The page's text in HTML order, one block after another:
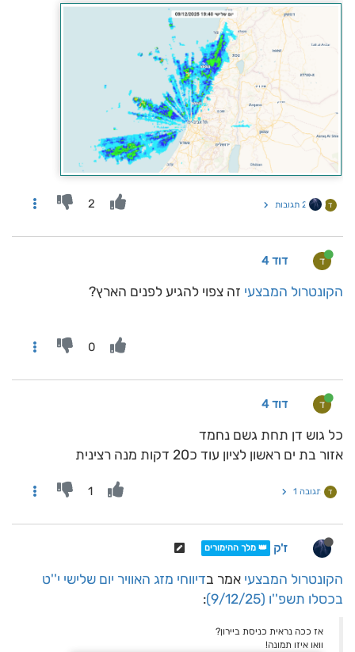
ד 2 תגובות 2
ד דוד 4
הקונטרול המבצעי זה צפוי להגיע לפנים הארץ?
0
ד דוד 4
כל גוש דן תחת גשם נחמד
אזור בת ים ראשון לציון עוד כ20 דקות מנה רצינית
ד תגובה 1 1
ז'ק 👑 מלך ההימורים
הקונטרול המבצעי אמר בדיווחי מזג האוויר יום שלישי י''ט
בכסלו תשפ''ו (9/12/25)
:
אז ככה נראית כניסת ביירון?
וואו איזו תמונה!